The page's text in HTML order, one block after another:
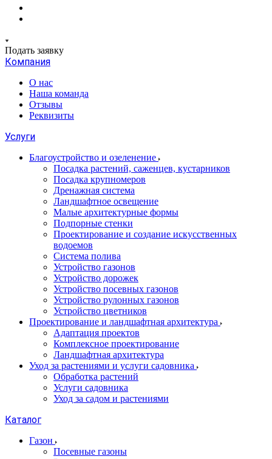
Подать заявку
Компания
О нас
Наша команда
Отзывы
Реквизиты
Услуги
Благоустройство и озеленение
Посадка растений, саженцев, кустарников
Посадка крупномеров
Дренажная система
Ландшафтное освещение
Малые архитектурные формы
Подпорные стенки
Проектирование и создание искусственных
водоемов
Система полива
Устройство газонов
Устройство дорожек
Устройство посевных газонов
Устройство рулонных газонов
Устройство цветников
Проектирование и ландшафтная архитектура
Адаптация проектов
Комплексное проектирование
Ландшафтная архитектура
Уход за растениями и услуги садовника
Обработка растений
Услуги садовника
Уход за садом и растениями
Каталог
Газон
Посевные газоны